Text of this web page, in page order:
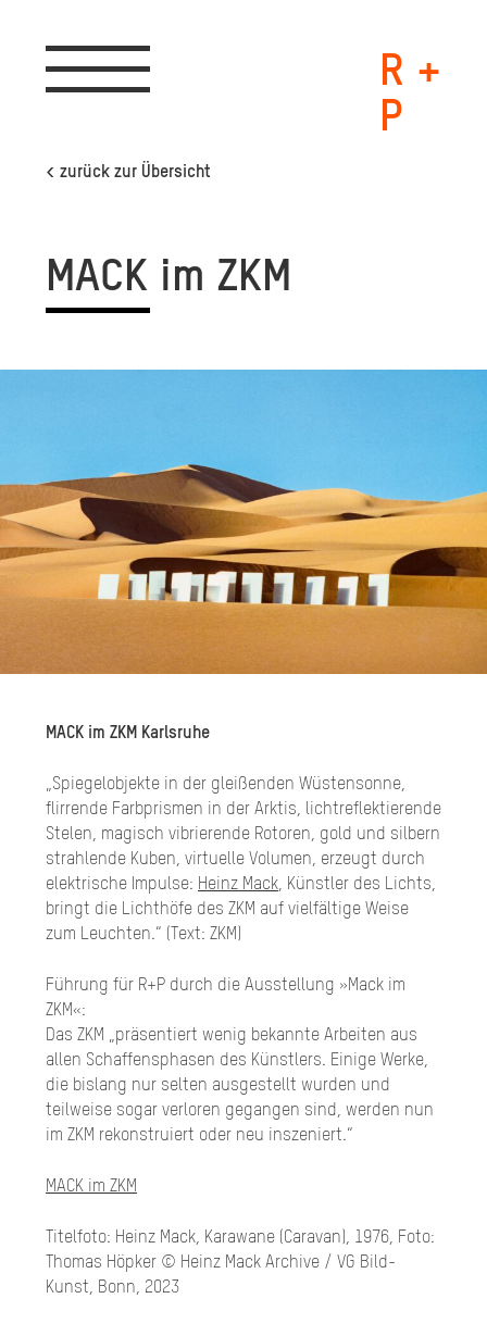
R +
P
Toggle
navigation
< zurück zur Übersicht
MACK im ZKM
MACK im ZKM Karlsruhe
„Spiegelobjekte in der gleißenden Wüstensonne,
flirrende Farbprismen in der Arktis, lichtreflektierende
Stelen, magisch vibrierende Rotoren, gold und silbern
strahlende Kuben, virtuelle Volumen, erzeugt durch
elektrische Impulse: Heinz Mack, Künstler des Lichts,
bringt die Lichthöfe des ZKM auf vielfältige Weise
zum Leuchten.“ (Text: ZKM)
Führung für R+P durch die Ausstellung »Mack im
ZKM«:
Das ZKM „präsentiert wenig bekannte Arbeiten aus
allen Schaffensphasen des Künstlers. Einige Werke,
die bislang nur selten ausgestellt wurden und
teilweise sogar verloren gegangen sind, werden nun
im ZKM rekonstruiert oder neu inszeniert.“
MACK im ZKM
Titelfoto: Heinz Mack, Karawane (Caravan), 1976, Foto:
Thomas Höpker © Heinz Mack Archive / VG Bild-
Kunst, Bonn, 2023